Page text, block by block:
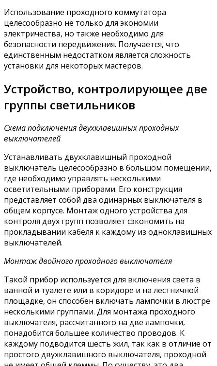
Использование проходного коммутатора
целесообразно не только для экономии
электричества, но также необходимо для
безопасности передвижения. Получается, что
единственным недостатком является сложность
установки для некоторых мастеров.
Устройство, контролирующее две
группы светильников
Схема подключения двухклавишных проходных
выключателей
Устанавливать двухклавишный проходной
выключатель целесообразно в большом помещении,
где необходимо управлять несколькими
осветительными приборами. Его конструкция
представляет собой два одинарных выключателя в
общем корпусе. Монтаж одного устройства для
контроля двух групп позволяет сэкономить на
прокладывании кабеля к каждому из одноклавишных
выключателей.
Монтаж двойного проходного выключателя
Такой прибор используется для включения света в
ванной и туалете или в коридоре и на лестничной
площадке, он способен включать лампочки в люстре
несколькими группами. Для монтажа проходного
выключателя, рассчитанного на две лампочки,
понадобится большее количество проводов. К
каждому подводится шесть жил, так как в отличие от
простого двухклавишного выключателя, проходной